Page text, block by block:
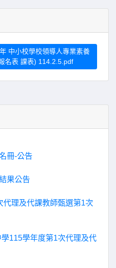
中小校學校領導人專業素養
名表 課表) 114.2.5.pdf
冊-公告
果公告
代理及代課教師甄選第1次
115學年度第1次代理及代